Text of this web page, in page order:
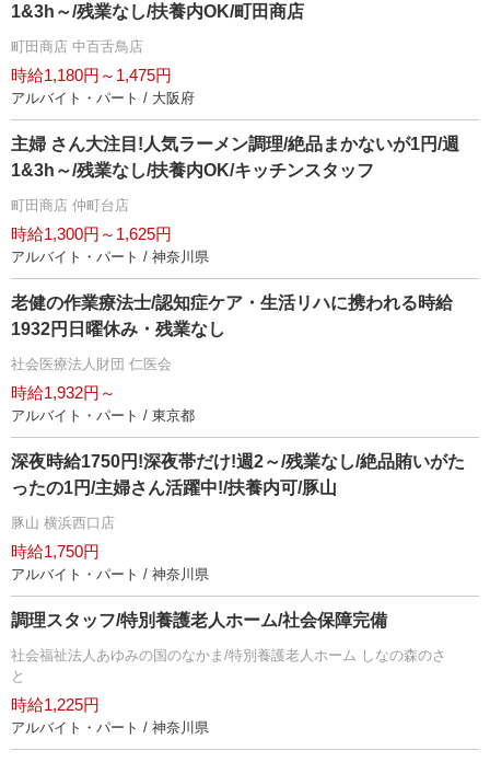
1&3h～/残業なし/扶養内OK/町田商店
町田商店 中百舌鳥店
時給1,180円～1,475円
アルバイト・パート / 大阪府
主婦 さん大注目!人気ラーメン調理/絶品まかないが1円/週
1&3h～/残業なし/扶養内OK/キッチンスタッフ
町田商店 仲町台店
時給1,300円～1,625円
アルバイト・パート / 神奈川県
老健の作業療法士/認知症ケア・生活リハに携われる時給
1932円日曜休み・残業なし
社会医療法人財団 仁医会
時給1,932円～
アルバイト・パート / 東京都
深夜時給1750円!深夜帯だけ!週2～/残業なし/絶品賄いがた
ったの1円/主婦さん活躍中!/扶養内可/豚山
豚山 横浜西口店
時給1,750円
アルバイト・パート / 神奈川県
調理スタッフ/特別養護老人ホーム/社会保障完備
社会福祉法人あゆみの国のなかま/特別養護老人ホーム しなの森のさ
と
時給1,225円
アルバイト・パート / 神奈川県